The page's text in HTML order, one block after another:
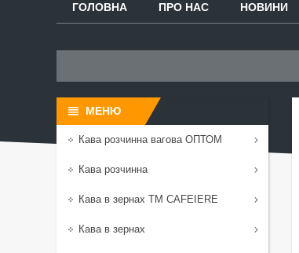
ГОЛОВНА ПРО НАС НОВИНИ
Кава розчинна вагова ОПТОМ
Кава розчинна
Кава в зернах TM CAFEIERE
Кава в зернах